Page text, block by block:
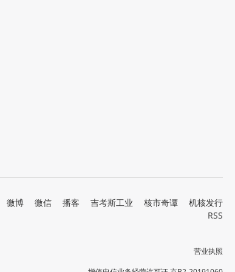
微博 微信 播客 吉考斯工业 核市奇谭
机核发行
RSS
营业执照